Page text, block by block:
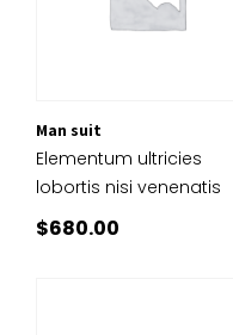
Man suit
Elementum ultricies
lobortis nisi venenatis
$680.00